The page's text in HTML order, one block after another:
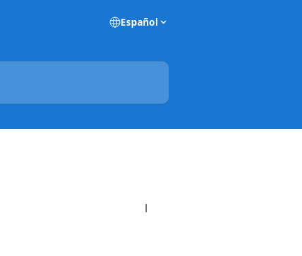
Español